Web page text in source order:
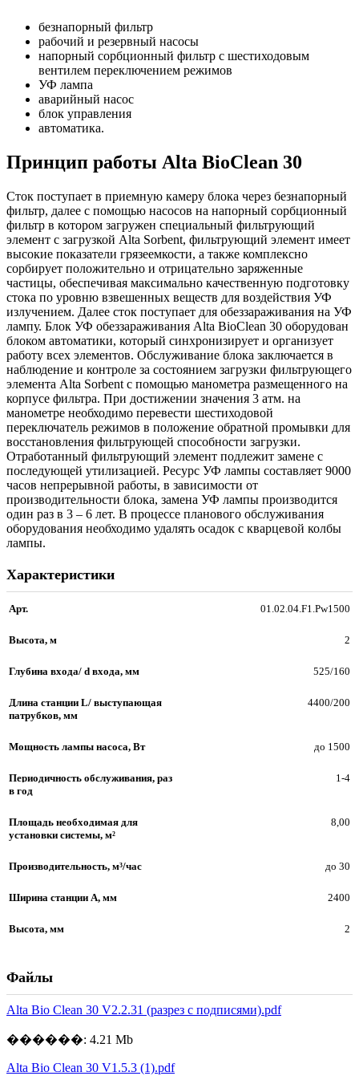
безнапорный фильтр
рабочий и резервный насосы
напорный сорбционный фильтр с шестиходовым
вентилем переключением режимов
УФ лампа
аварийный насос
блок управления
автоматика.
Принцип работы Alta BioClean 30
Сток поступает в приемную камеру блока через безнапорный
фильтр, далее с помощью насосов на напорный сорбционный
фильтр в котором загружен специальный фильтрующий
элемент с загрузкой Alta Sorbent, фильтрующий элемент имеет
высокие показатели грязеемкости, а также комплексно
сорбирует положительно и отрицательно заряженные
частицы, обеспечивая максимально качественную подготовку
стока по уровню взвешенных веществ для воздействия УФ
излучением. Далее сток поступает для обеззараживания на УФ
лампу. Блок УФ обеззараживания Alta BioClean 30 оборудован
блоком автоматики, который синхронизирует и организует
работу всех элементов. Обслуживание блока заключается в
наблюдение и контроле за состоянием загрузки фильтрующего
элемента Alta Sorbent с помощью манометра размещенного на
корпусе фильтра. При достижении значения 3 атм. на
манометре необходимо перевести шестиходовой
переключатель режимов в положение обратной промывки для
восстановления фильтрующей способности загрузки.
Отработанный фильтрующий элемент подлежит замене с
последующей утилизацией. Ресурс УФ лампы составляет 9000
часов непрерывной работы, в зависимости от
производительности блока, замена УФ лампы производится
один раз в 3 – 6 лет. В процессе планового обслуживания
оборудования необходимо удалять осадок с кварцевой колбы
лампы.
Характеристики
Арт. 01.02.04.F1.Pw1500
Высота, м 2
Глубина входа/ d входа, мм 525/160
Длина станции L/ выступающая
патрубков, мм
4400/200
Мощность лампы насоса, Вт до 1500
Периодичность обслуживания, раз
в год
1-4
Площадь необходимая для
установки системы, м²
8,00
Производительность, м³/час до 30
Ширина станции A, мм 2400
Высота, мм 2
Файлы
Alta Bio Clean 30 V2.2.31 (разрез с подписями).pdf
������: 4.21 Mb
Alta Bio Clean 30 V1.5.3 (1).pdf